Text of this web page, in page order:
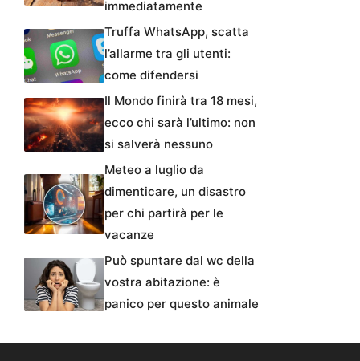
immediatamente
Truffa WhatsApp, scatta
l’allarme tra gli utenti:
come difendersi
Il Mondo finirà tra 18 mesi,
ecco chi sarà l’ultimo: non
si salverà nessuno
Meteo a luglio da
dimenticare, un disastro
per chi partirà per le
vacanze
Può spuntare dal wc della
vostra abitazione: è
panico per questo animale